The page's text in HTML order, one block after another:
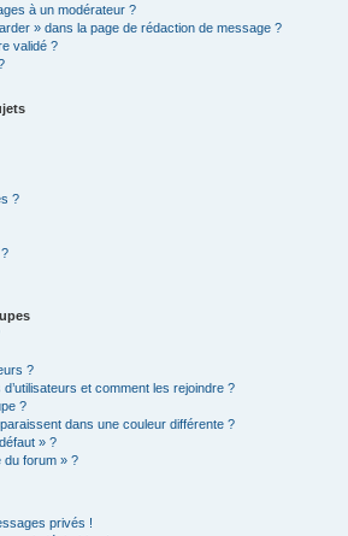
à un modérateur ?
» dans la page de rédaction de message ?
validé ?
?
?
et comment les rejoindre ?
?
dans une couleur différente ?
» ?
du forum » ?
privés !